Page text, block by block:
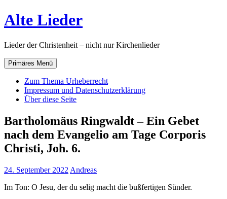
Zum
Inhalt
Alte Lieder
Lieder der Christenheit – nicht nur Kirchenlieder
Primäres Menü
Zum Thema Urheberrecht
Impressum und Datenschutzerklärung
Über diese Seite
Bartholomäus Ringwaldt – Ein Gebet
nach dem Evangelio am Tage Corporis
Christi, Joh. 6.
24. September 2022 Andreas
Im Ton: O Jesu, der du selig macht die bußfertigen Sünder.